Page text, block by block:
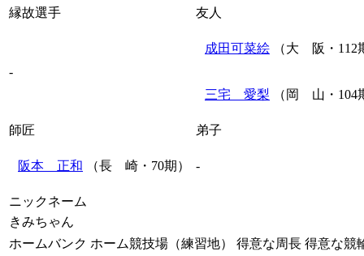
縁故選手 友人
-
成田可菜絵 （大 阪・112
三宅 愛梨 （岡 山・104
師匠 弟子
阪本 正和 （長 崎・70期） -
ニックネーム
きみちゃん
ホームバンク ホーム競技場（練習地） 得意な周長 得意な競